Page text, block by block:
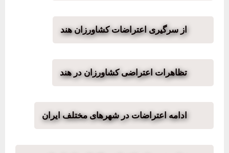
از سرگیری اعتراضات کشاورزان هند
تظاهرات اعتراضی کشاورزان در هند
ادامه اعتراضات در شهرهای مختلف ایران